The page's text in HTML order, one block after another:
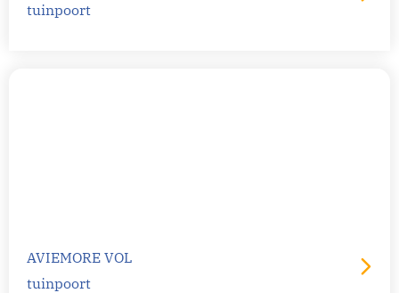
tuinpoort
AVIEMORE VOL
tuinpoort